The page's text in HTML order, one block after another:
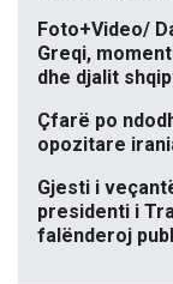
Foto+Video/
Greqi,
dhe djalit
Çfarë po
opozitare
Gjesti i
presidenti i
falënderoj